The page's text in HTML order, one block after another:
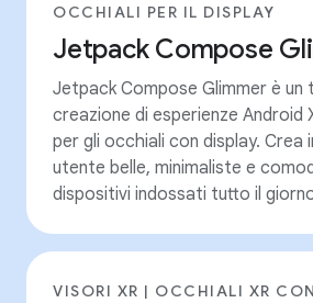
OCCHIALI PER IL DISPLAY
Jetpack Compose
Jetpack Compose Glimmer è un
creazione di esperienze Android
per gli occhiali con display.
utente belle, minimaliste e
dispositivi indossati tutto il
VISORI XR | OCCHIALI XR